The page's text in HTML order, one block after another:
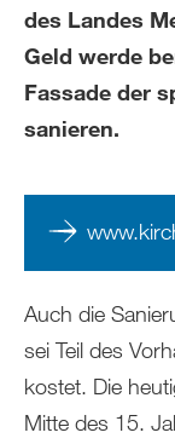
des Landes
Geld werde
Fassade der
sanieren.
Auch die
sei Teil des
kostet. Die
Mitte des 15.